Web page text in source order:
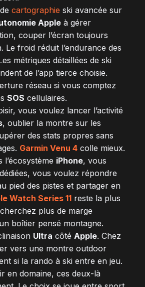
cartographie ski avancée sur
Apple à gérer
couper l’écran toujours
Le froid réduit l’endurance des
métriques détaillées de ski
de l’app tierce choisie.
réseau si vous comptez
SOS cellulaires.
vous voulez lancer l’activité
, oublier la montre sur les
des stats propres sans
Garmin Venu 4 colle mieux.
l’écosystème iPhone, vous
vous voulez répondre
pied des pistes et partager en
Watch Series 11 reste la plus
plus de marge
boîtier pensé montagne.
Ultra côté Apple. Chez
vers une montre outdoor
si la rando à ski entre en jeu.
en domaine, ces deux-là